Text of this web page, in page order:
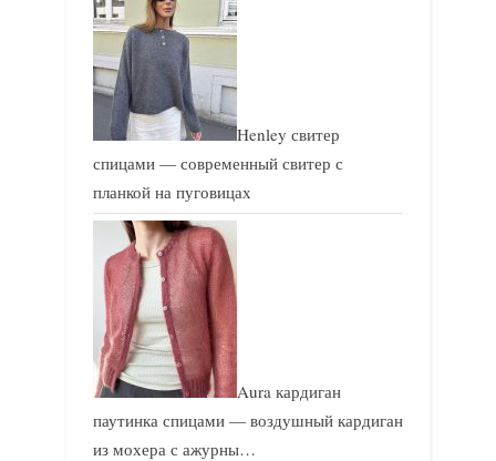
с
ь
:
Henley свитер
спицами — современный свитер с
планкой на пуговицах
Aura кардиган
паутинка спицами — воздушный кардиган
из мохера с ажурны…